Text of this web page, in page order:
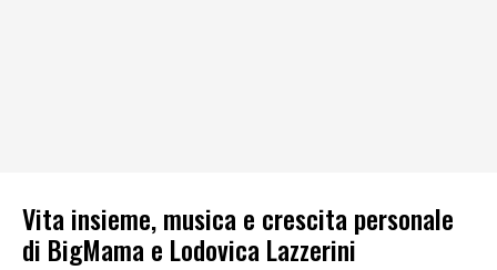
Vita insieme, musica e crescita personale
di BigMama e Lodovica Lazzerini